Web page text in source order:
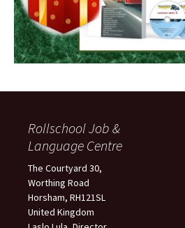
Rollschool Job &
Language Centre
The Courtyard 30,
Worthing Road
Horsham, RH121SL
United Kingdom